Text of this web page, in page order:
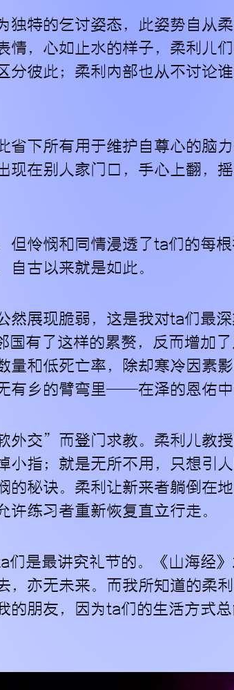
独特的乞讨姿态，此姿势自从
情，心如止水的样子，柔利儿
分彼此；柔利内部也从不讨论
省下所有用于维护自尊心的脑
现在别人家门口，手心上翻，
但怜悯和同情浸透了ta们的
古以来就是如此。
然展现脆弱，这是我对ta们最
有了这样的累赘，反而增加
量和低死亡率，除却寒冷因素
有乡的臂弯里——在泽的恩佑中
交”而登门求教。柔利儿教授
小指；就是无所不用，只想引
的秘诀。柔利让新来者躺倒在
练习者重新恢复直立行走。
们是最讲究礼节的。《山海经
，亦无未来。而我所知道的柔
的朋友，因为ta们的生活方式总